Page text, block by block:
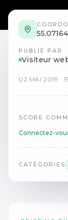
55.07164
PUBLIÉ PAR
Visiteur
02 MAI 2019 ·
SCORE
Connectez-
CATÉGORIES